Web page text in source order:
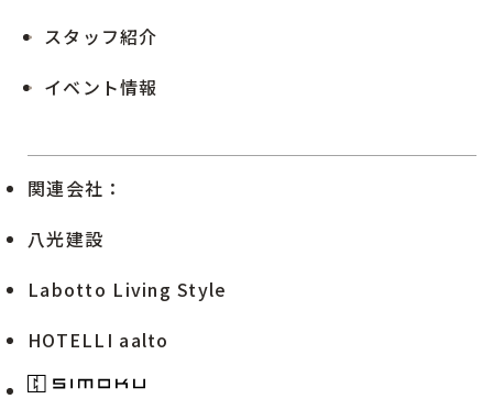
スタッフ紹介
イベント情報
関連会社：
八光建設
Labotto Living Style
HOTELLI aalto